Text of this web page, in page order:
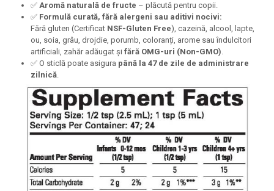
✅ Aromă naturală de fructe – plăcută pentru copii.
✅ Formulă curată, fără alergeni sau aditivi nocivi:
Fără gluten (Certificat NSF-Gluten Free), cazeină, alcool, lapte,
ou, soia, grâu, drojdie, porumb, coloranți, arome sau îndulcitori
artificiali, zahăr adăugat și fără OMG-uri (Non-GMO).
✅ O sticlă poate asigura până la 47 de zile de administrare
zilnică.